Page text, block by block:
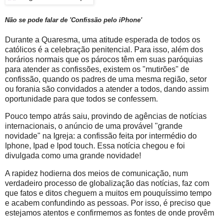
Não se pode falar de 'Confissão pelo iPhone'
Durante a Quaresma, uma atitude esperada de todos os
católicos é a celebração penitencial. Para isso, além dos
horários normais que os párocos têm em suas paróquias
para atender as confissões, existem os "mutirões" de
confissão, quando os padres de uma mesma região, setor
ou forania são convidados a atender a todos, dando assim
oportunidade para que todos se confessem.
Pouco tempo atrás saiu, provindo de agências de notícias
internacionais, o anúncio de uma provável "grande
novidade" na Igreja: a confissão feita por intermédio do
Iphone, Ipad e Ipod touch. Essa notícia chegou e foi
divulgada como uma grande novidade!
A rapidez hodierna dos meios de comunicação, num
verdadeiro processo de globalização das notícias, faz com
que fatos e ditos cheguem a muitos em pouquíssimo tempo
e acabem confundindo as pessoas. Por isso, é preciso que
estejamos atentos e confirmemos as fontes de onde provêm